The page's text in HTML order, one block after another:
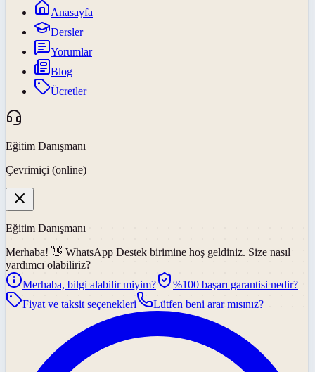
Anasayfa
Dersler
Yorumlar
Blog
Ücretler
Eğitim Danışmanı
Çevrimiçi (online)
Eğitim Danışmanı
Merhaba! 👋 WhatsApp Destek birimine hoş geldiniz. Size nasıl
yardımcı olabiliriz?
Merhaba, bilgi alabilir miyim?
%100 başarı garantisi nedir?
Fiyat ve taksit seçenekleri
Lütfen beni arar mısınız?